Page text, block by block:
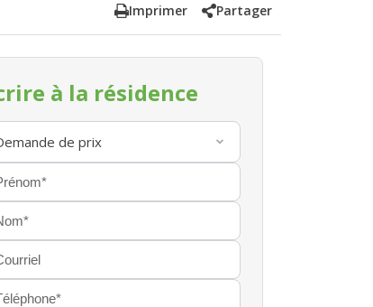
Imprimer Partager
à la résidence